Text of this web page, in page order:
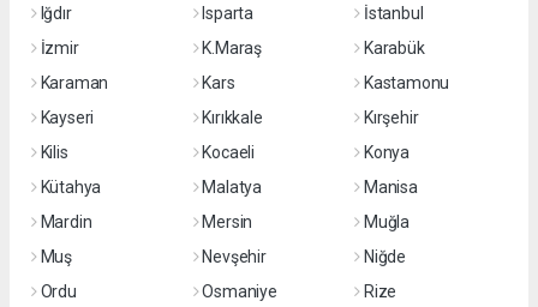
Iğdır
Isparta
İstanbul
İzmir
K.Maraş
Karabük
Karaman
Kars
Kastamonu
Kayseri
Kırıkkale
Kırşehir
Kilis
Kocaeli
Konya
Kütahya
Malatya
Manisa
Mardin
Mersin
Muğla
Muş
Nevşehir
Niğde
Ordu
Osmaniye Rize